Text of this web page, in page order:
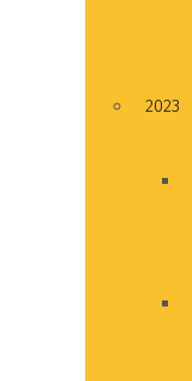
2023